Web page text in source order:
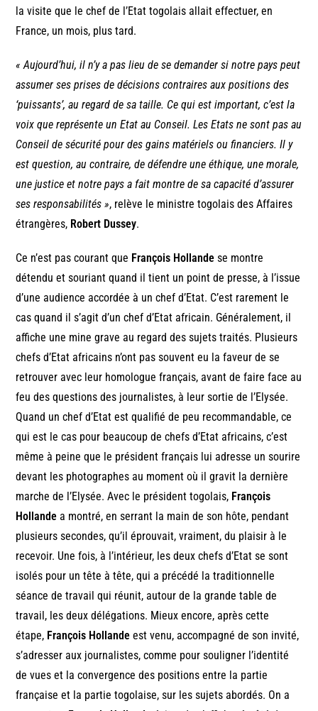
la visite que le chef de l’Etat togolais allait effectuer, en
France, un mois, plus tard.
« Aujourd’hui, il n’y a pas lieu de se demander si notre pays peut
assumer ses prises de décisions contraires aux positions des
‘puissants’, au regard de sa taille. Ce qui est important, c’est la
voix que représente un Etat au Conseil. Les Etats ne sont pas au
Conseil de sécurité pour des gains matériels ou financiers. Il y
est question, au contraire, de défendre une éthique, une morale,
une justice et notre pays a fait montre de sa capacité d’assurer
ses responsabilités », relève le ministre togolais des Affaires
étrangères, Robert Dussey.
Ce n’est pas courant que François Hollande se montre
détendu et souriant quand il tient un point de presse, à l’issue
d’une audience accordée à un chef d’Etat. C’est rarement le
cas quand il s’agit d’un chef d’Etat africain. Généralement, il
affiche une mine grave au regard des sujets traités. Plusieurs
chefs d’Etat africains n’ont pas souvent eu la faveur de se
retrouver avec leur homologue français, avant de faire face au
feu des questions des journalistes, à leur sortie de l’Elysée.
Quand un chef d’Etat est qualifié de peu recommandable, ce
qui est le cas pour beaucoup de chefs d’Etat africains, c’est
même à peine que le président français lui adresse un sourire
devant les photographes au moment où il gravit la dernière
marche de l’Elysée. Avec le président togolais, François
Hollande a montré, en serrant la main de son hôte, pendant
plusieurs secondes, qu’il éprouvait, vraiment, du plaisir à le
recevoir. Une fois, à l’intérieur, les deux chefs d’Etat se sont
isolés pour un tête à tête, qui a précédé la traditionnelle
séance de travail qui réunit, autour de la grande table de
travail, les deux délégations. Mieux encore, après cette
étape, François Hollande est venu, accompagné de son invité,
s’adresser aux journalistes, comme pour souligner l’identité
de vues et la convergence des positions entre la partie
française et la partie togolaise, sur les sujets abordés. On a